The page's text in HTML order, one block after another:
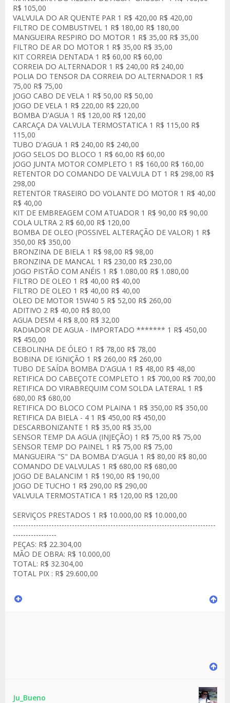
R$ 105,00
VALVULA DO AR QUENTE PAR 1 R$ 420,00 R$ 420,00
FILTRO DE COMBUSTIVEL 1 R$ 180,00 R$ 180,00
MANGUEIRA RESPIRO DO MOTOR 1 R$ 35,00 R$ 35,00
FILTRO DE AR DO MOTOR 1 R$ 35,00 R$ 35,00
KIT CORREIA DENTADA 1 R$ 60,00 R$ 60,00
CORREIA DO ALTERNADOR 1 R$ 240,00 R$ 240,00
POLIA DO TENSOR DA CORREIA DO ALTERNADOR 1 R$
75,00 R$ 75,00
JOGO CABO DE VELA 1 R$ 50,00 R$ 50,00
JOGO DE VELA 1 R$ 220,00 R$ 220,00
BOMBA D'AGUA 1 R$ 120,00 R$ 120,00
CARCAÇA DA VALVULA TERMOSTATICA 1 R$ 115,00 R$
115,00
TUBO D'AGUA 1 R$ 240,00 R$ 240,00
JOGO SELOS DO BLOCO 1 R$ 60,00 R$ 60,00
JOGO JUNTA MOTOR COMPLETO 1 R$ 160,00 R$ 160,00
RETENTOR DO COMANDO DE VALVULA DT 1 R$ 298,00 R$
298,00
RETENTOR TRASEIRO DO VOLANTE DO MOTOR 1 R$ 40,00
R$ 40,00
KIT DE EMBREAGEM COM ATUADOR 1 R$ 90,00 R$ 90,00
COLA ULTRA 2 R$ 60,00 R$ 120,00
BOMBA DE OLEO (POSSIVEL ALTERAÇÃO DE VALOR) 1 R$
350,00 R$ 350,00
BRONZINA DE BIELA 1 R$ 98,00 R$ 98,00
BRONZINA DE MANCAL 1 R$ 230,00 R$ 230,00
JOGO PISTÃO COM ANÉIS 1 R$ 1.080,00 R$ 1.080,00
FILTRO DE OLEO 1 R$ 40,00 R$ 40,00
FILTRO DE OLEO 1 R$ 40,00 R$ 40,00
OLEO DE MOTOR 15W40 5 R$ 52,00 R$ 260,00
ADITIVO 2 R$ 40,00 R$ 80,00
AGUA DESM 4 R$ 8,00 R$ 32,00
RADIADOR DE AGUA - IMPORTADO ******* 1 R$ 450,00
R$ 450,00
CEBOLINHA DE ÓLEO 1 R$ 78,00 R$ 78,00
BOBINA DE IGNIÇÃO 1 R$ 260,00 R$ 260,00
TUBO DE SAÍDA BOMBA D'AGUA 1 R$ 48,00 R$ 48,00
RETIFICA DO CABEÇOTE COMPLETO 1 R$ 700,00 R$ 700,00
RETIFICA DO VIRABREQUIM COM SOLDA LATERAL 1 R$
680,00 R$ 680,00
RETIFICA DO BLOCO COM PLAINA 1 R$ 350,00 R$ 350,00
RETIFICA DA BIELA - 4 1 R$ 450,00 R$ 450,00
DESCARBONIZANTE 1 R$ 35,00 R$ 35,00
SENSOR TEMP DA AGUA (INJEÇÃO) 1 R$ 75,00 R$ 75,00
SENSOR TEMP DO PAINEL 1 R$ 75,00 R$ 75,00
MANGUEIRA "S" DA BOMBA D'AGUA 1 R$ 80,00 R$ 80,00
COMANDO DE VALVULAS 1 R$ 680,00 R$ 680,00
JOGO DE BALANCIM 1 R$ 190,00 R$ 190,00
JOGO DE TUCHO 1 R$ 290,00 R$ 290,00
VALVULA TERMOSTATICA 1 R$ 120,00 R$ 120,00
SERVIÇOS PRESTADOS 1 R$ 10.000,00 R$ 10.000,00
-------------------------------------------------------------------------------
-----------------
PEÇAS: R$ 22.304,00
MÃO DE OBRA: R$ 10.000,00
TOTAL: R$ 32.304,00
TOTAL PIX : R$ 29.600,00
Ju_Bueno